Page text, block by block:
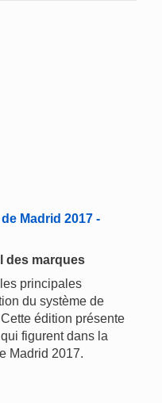
Madrid 2017 -
des marques
principales
du système de
édition présente
figurent dans la
Madrid 2017.